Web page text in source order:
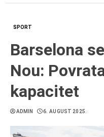
SPORT
Barselona
Nou:
kapacitet
ADMIN 6. AUGUST 2025.